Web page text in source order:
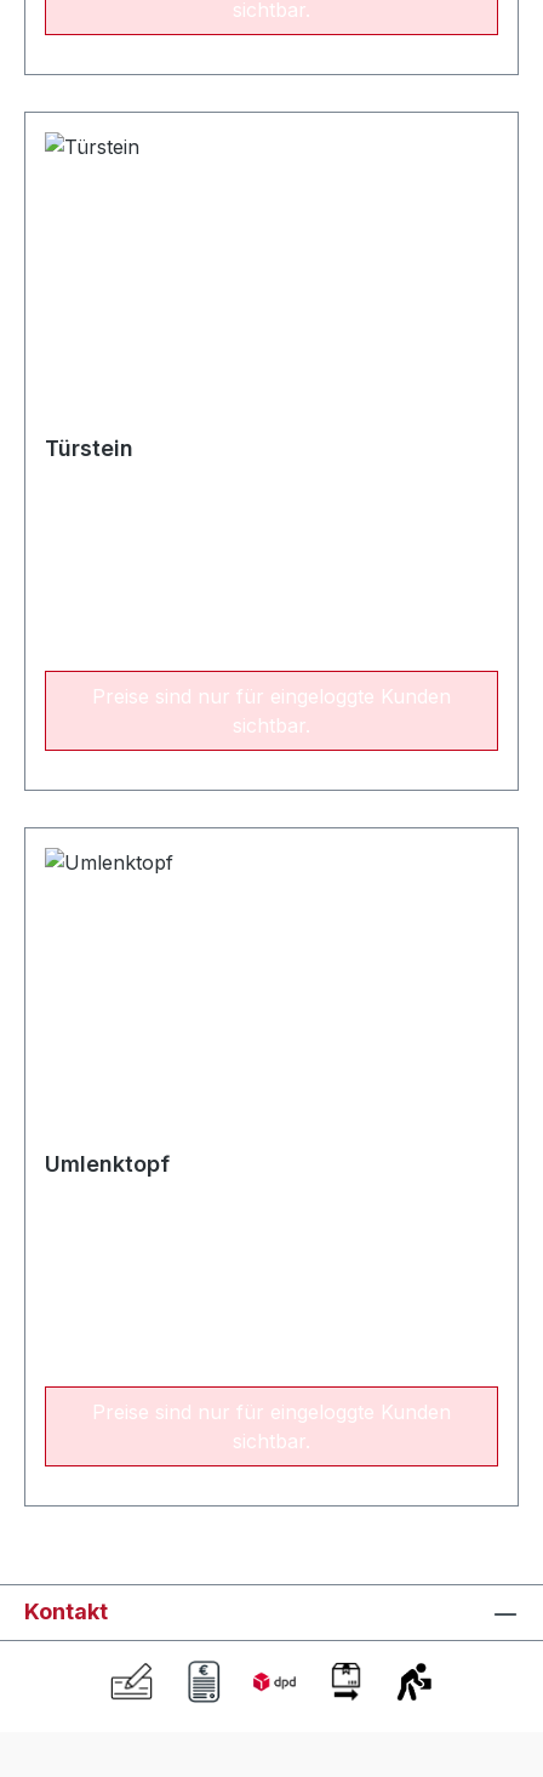
3/4”Winkel TG 1”, 3/4”T-Stück TG 1”, 3/4”,
sichtbar.
Türstein
Preise sind nur für eingeloggte Kunden
sichtbar.
Umlenktopf
Preise sind nur für eingeloggte Kunden
sichtbar.
Kontakt